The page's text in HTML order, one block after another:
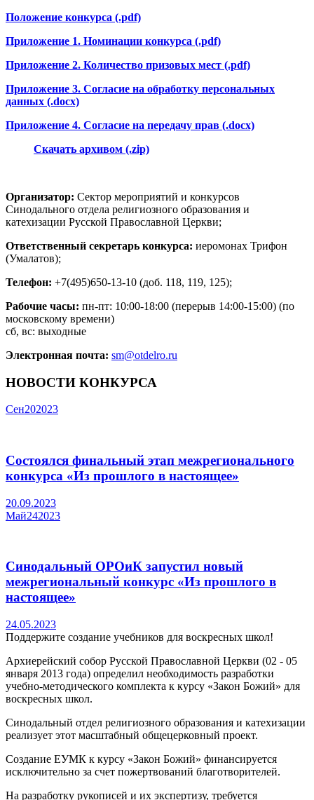
Положение конкурса (.pdf)
Приложение 1. Номинации конкурса (.pdf)
Приложение 2. Количество призовых мест (.pdf)
Приложение 3. Согласие на обработку персональных
данных (.docx)
Приложение 4. Согласие на передачу прав (.docx)
Скачать архивом (.zip)
Организатор: Сектор мероприятий и конкурсов
Синодального отдела религиозного образования и
катехизации Русской Православной Церкви;
Ответственный секретарь конкурса: иеромонах Трифон
(Умалатов);
Телефон: +7(495)650-13-10 (доб. 118, 119, 125);
Рабочие часы: пн-пт: 10:00-18:00 (перерыв 14:00-15:00) (по
московскому времени)
сб, вс: выходные
Электронная почта: sm@otdelro.ru
НОВОСТИ КОНКУРСА
Сен202023
Состоялся финальный этап межрегионального
конкурса «Из прошлого в настоящее»
20.09.2023
Май242023
Синодальный ОРОиК запустил новый
межрегиональный конкурс «Из прошлого в
настоящее»
24.05.2023
Поддержите создание учебников для воскресных школ!
Архиерейский собор Русской Православной Церкви (02 - 05
января 2013 года) определил необходимость разработки
учебно-методического комплекта к курсу «Закон Божий» для
воскресных школ.
Синодальный отдел религиозного образования и катехизации
реализует этот масштабный общецерковный проект.
Создание ЕУМК к курсу «Закон Божий» финансируется
исключительно за счет пожертвований благотворителей.
На разработку рукописей и их экспертизу, требуется